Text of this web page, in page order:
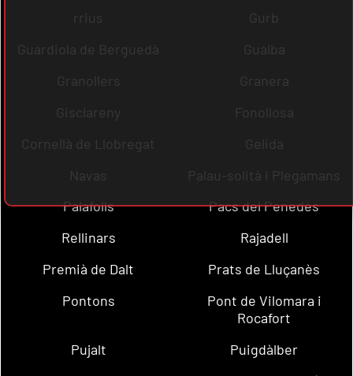
rrius
Gurb
Guardiola de Berguedà
Gualba
Granollers
Granera
Gisclareny
Fonollosa
Cornellà de Llobregat
Gelida
Navas
Palau-solità i Plegamans
Palafolls
Pacs del Penedès
Rellinars
Rajadell
Premià de Dalt
Prats de Lluçanès
Pontons
Pont de Vilomara i
Rocafort
Pujalt
Puigdàlber